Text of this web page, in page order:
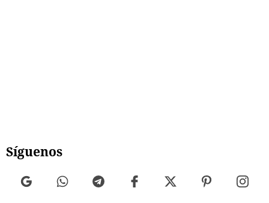
Síguenos